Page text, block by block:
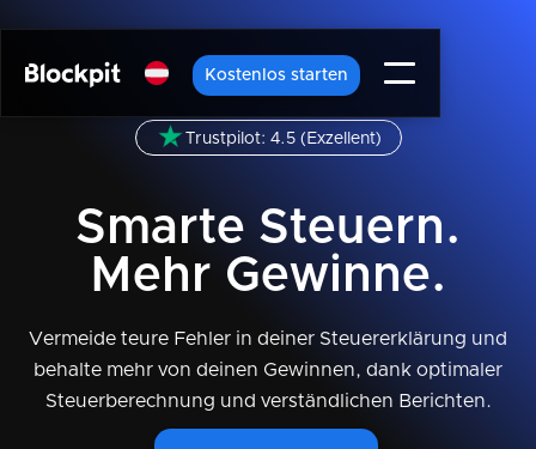
Kostenlos starten
Trustpilot: 4.5 (Exzellent)
Smarte Steuern.
Mehr Gewinne.
Vermeide teure Fehler in deiner Steuererklärung und
behalte mehr von deinen Gewinnen, dank optimaler
Steuerberechnung und verständlichen Berichten.